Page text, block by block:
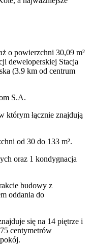
o powierzchni 30,09 m²
deweloperskiej Stacja
(3.9 km od centrum
S.A.
którym łącznie znajdują
od 30 do 133 m².
oraz 1 kondygnacja
budowy z
oddania do
się na 14 piętrze i
centymetrów
pokój.